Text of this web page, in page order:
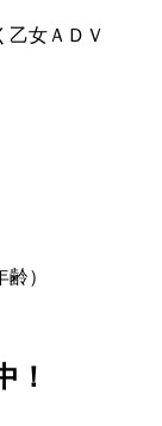
乙女ＡＤＶ
）
！